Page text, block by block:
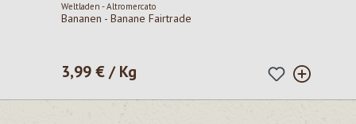
Weltladen - Altromercato
Bananen - Banane Fairtrade
Regulärer Preis:
3,99 € / Kg